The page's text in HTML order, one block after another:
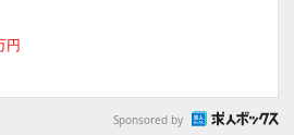
円
Sponsored by